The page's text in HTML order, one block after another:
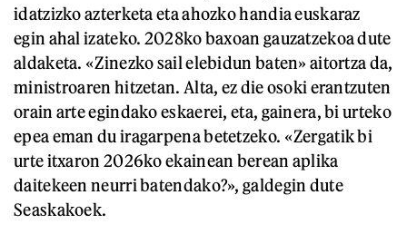
idatzizko azterketa eta ahozko handia euskaraz
egin ahal izateko. 2028ko baxoan gauzatzekoa dute
aldaketa. «Zinezko sail elebidun baten» aitortza da,
ministroaren hitzetan. Alta, ez die osoki erantzuten
orain arte egindako eskaerei, eta, gainera, bi urteko
epea eman du iragarpena betetzeko. «Zergatik bi
urte itxaron 2026ko ekainean berean aplika
daitekeen neurri batendako?», galdegin dute
Seaskakoek.